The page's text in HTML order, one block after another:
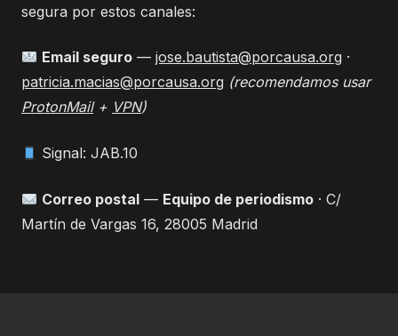
segura por estos canales:
Email seguro —jose.bautista@porcausa.org ·
patricia.macias@porcausa.org (recomendamos usar
ProtonMail+ VPN)
Signal: JAB.10
Correo postal — Equipo de periodismo · C/
Martín de Vargas 16, 28005 Madrid